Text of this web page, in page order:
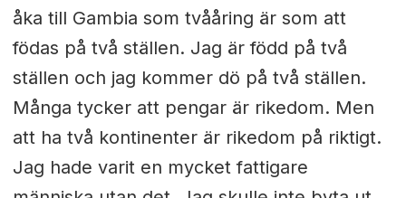
åka till Gambia som tvååring är som att
födas på två ställen. Jag är född på två
ställen och jag kommer dö på två ställen.
Många tycker att pengar är rikedom. Men
att ha två kontinenter är rikedom på riktigt.
Jag hade varit en mycket fattigare